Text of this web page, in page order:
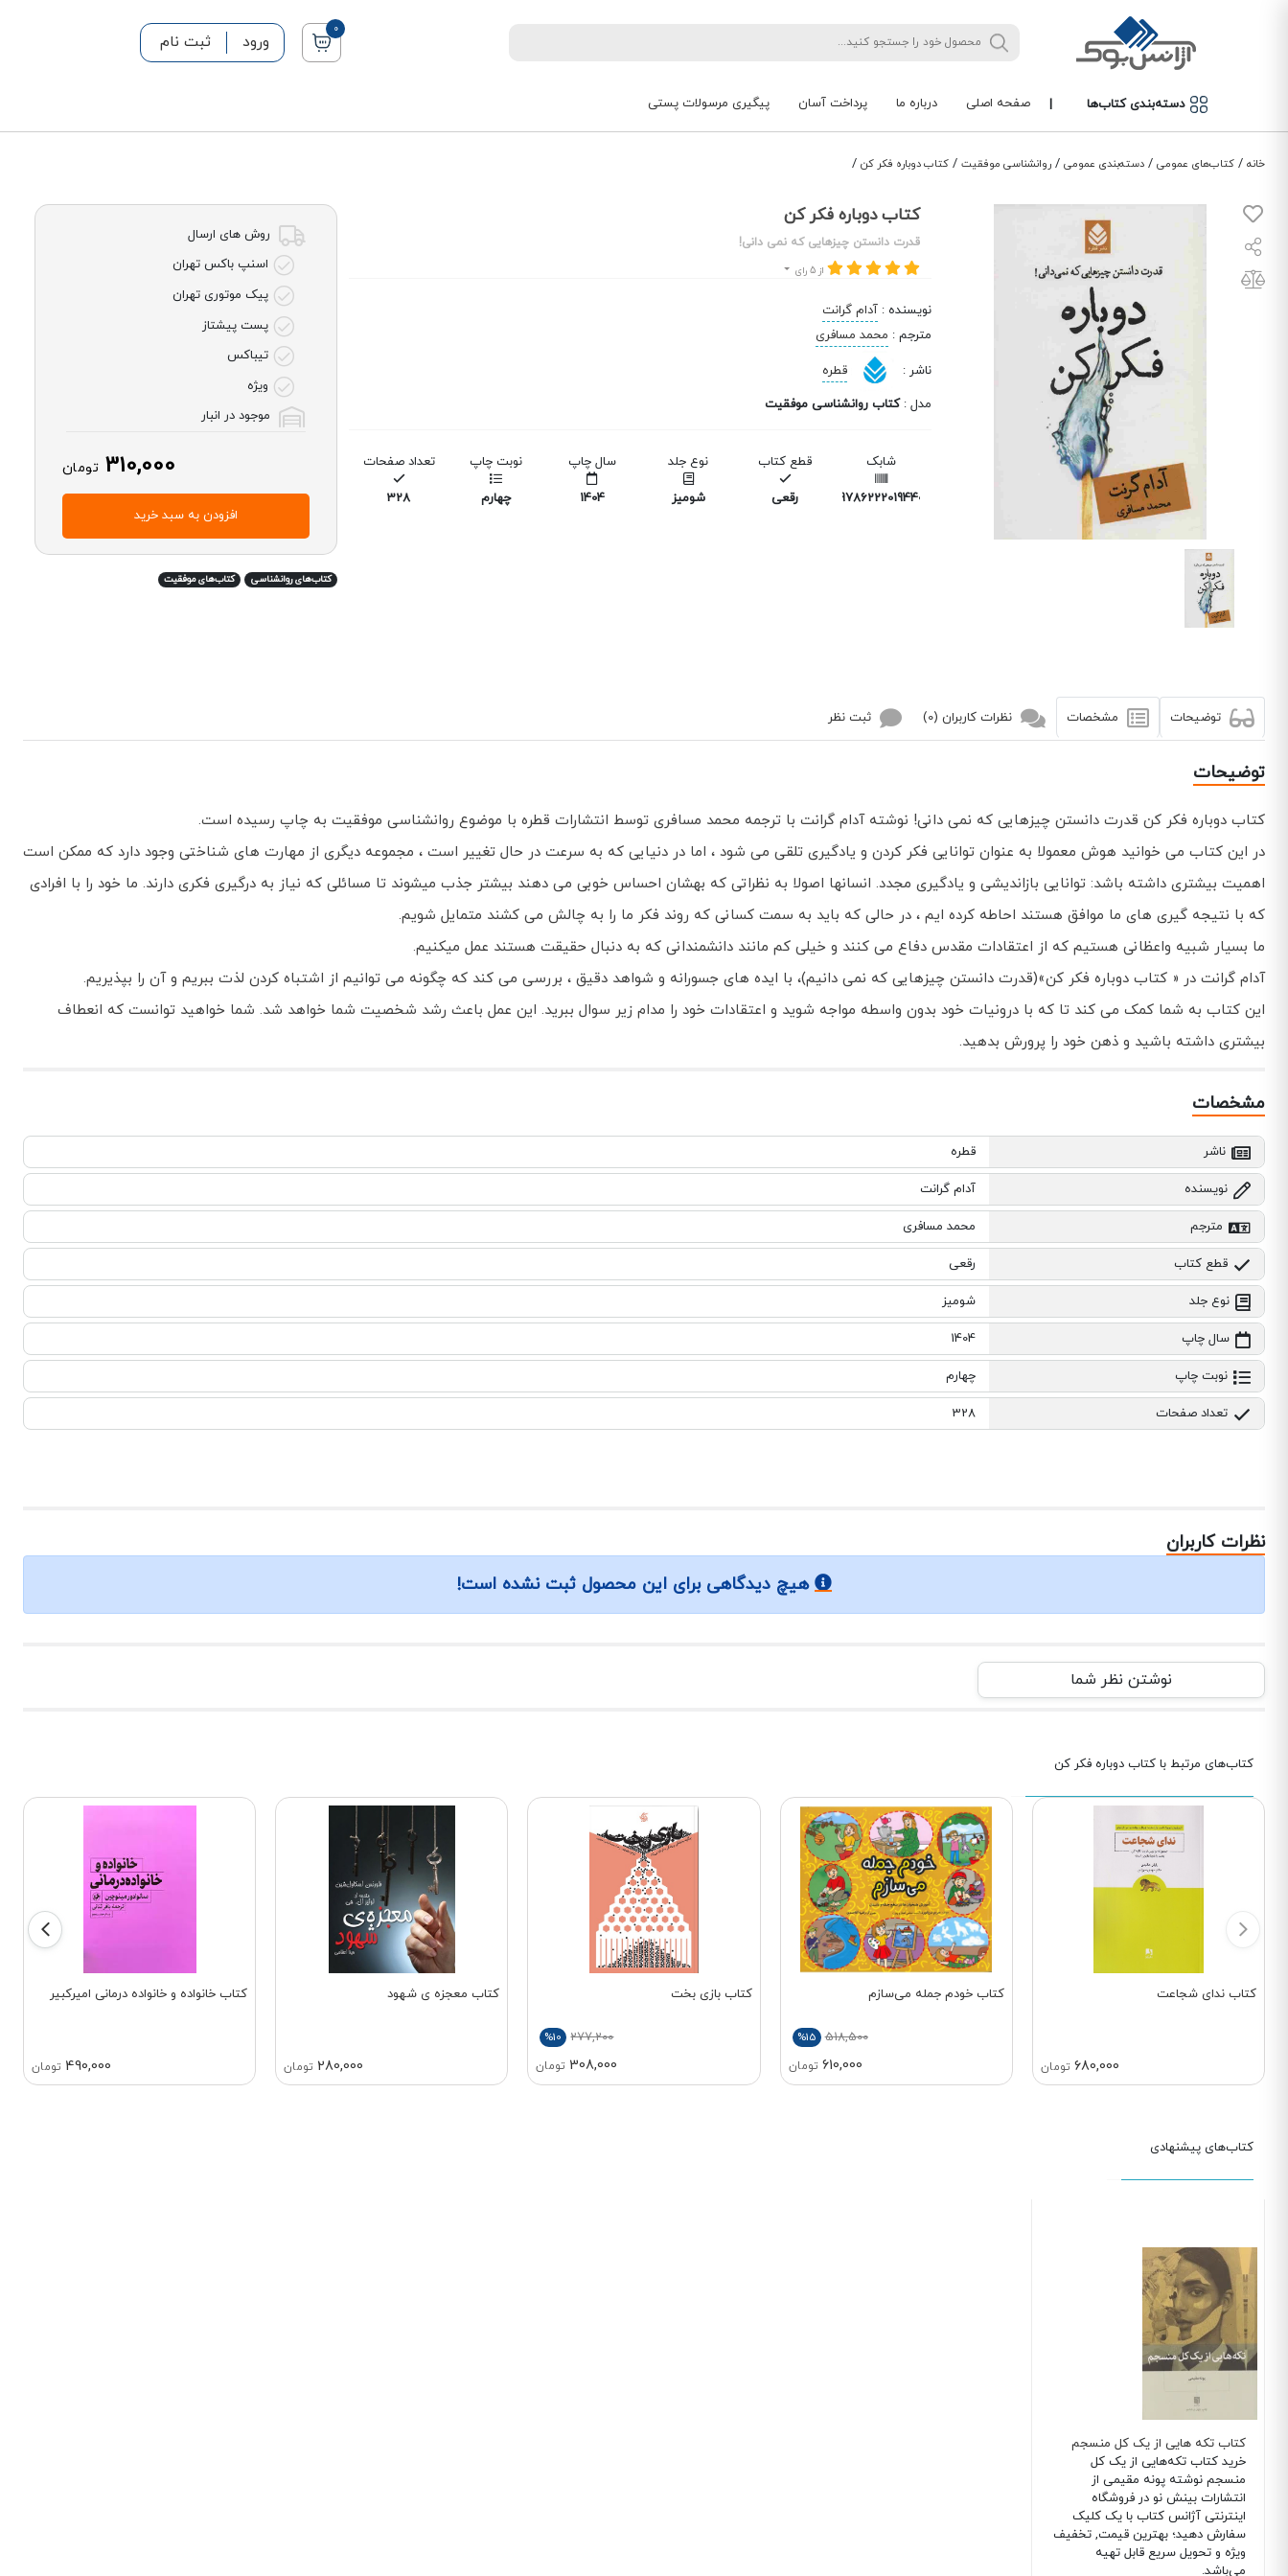
0
ورود ثبت نام
دسته‌بندی کتاب‌ها | صفحه اصلی درباره ما پرداخت آسان پیگیری مرسولات پستی
خانه / کتاب‌های عمومی / دسته‌بندی عمومی / روانشناسی موفقیت / کتاب دوباره فکر کن /
کتاب دوباره فکر کن
قدرت دانستن چیزهایی که نمی دانی!
از 5 رای
نویسنده : آدام گرانت
مترجم : محمد مسافری
ناشر :
قطره
مدل :کتاب روانشناسی موفقیت
شابک
9786222019440
قطع کتاب
رقعی
نوع جلد
شومیز
سال چاپ
1404
نوبت چاپ
چهارم
تعداد صفحات
328
روش های ارسال
اسنپ باکس تهران
پیک موتوری تهران
پست پیشتاز
تیباکس
ویژه
موجود در انبار
310,000 تومان
افزودن به سبد خرید
کتاب‌های روانشناسی کتاب‌های موفقیت
توضیحات مشخصات نظرات کاربران (0) ثبت نظر
توضیحات
کتاب دوباره فکر کن قدرت دانستن چیزهایی که نمی دانی! نوشته آدام گرانت با ترجمه محمد مسافری توسط انتشارات قطره با موضوع روانشناسی موفقیت به چاپ رسیده است.
در این کتاب می خوانید هوش معمولا به عنوان توانایی فکر کردن و یادگیری تلقی می شود ، اما در دنیایی که به سرعت در حال تغییر است ، مجموعه دیگری از مهارت های شناختی وجود دارد که ممکن است
اهمیت بیشتری داشته باشد: توانایی بازاندیشی و یادگیری مجدد. انسانها اصولا به نظراتی که بهشان احساس خوبی می دهند بیشتر جذب میشوند تا مسائلی که نیاز به درگیری فکری دارند. ما خود را با افرادی
که با نتیجه گیری های ما موافق هستند احاطه کرده ایم ، در حالی که باید به سمت کسانی که روند فکر ما را به چالش می کشند متمایل شویم.
ما بسیار شبیه واعظانی هستیم که از اعتقادات مقدس دفاع می کنند و خیلی کم مانند دانشمندانی که به دنبال حقیقت هستند عمل میکنیم.
آدام گرانت در « کتاب دوباره فکر کن»(قدرت دانستن چیزهایی که نمی دانیم)، با ایده های جسورانه و شواهد دقیق ، بررسی می کند که چگونه می توانیم از اشتباه کردن لذت ببریم و آن را بپذیریم.
این کتاب به شما کمک می کند تا که با درونیات خود بدون واسطه مواجه شوید و اعتقادات خود را مدام زیر سوال ببرید. این عمل باعث رشد شخصیت شما خواهد شد. شما خواهید توانست که انعطاف
بیشتری داشته باشید و ذهن خود را پرورش بدهید.
مشخصات
ناشر قطره
نویسنده آدام گرانت
مترجم محمد مسافری
قطع کتاب رقعی
نوع جلد شومیز
سال چاپ 1404
نوبت چاپ چهارم
تعداد صفحات 328
نظرات کاربران
هیچ دیدگاهی برای این محصول ثبت نشده است!
نوشتن نظر شما
کتاب‌های مرتبط با کتاب دوباره فکر کن
کتاب ندای شجاعت
680,000 تومان
کتاب خودم جمله می‌سازم
518,500
%15
610,000 تومان
کتاب بازی بخت
277,200
%10
308,000 تومان
کتاب معجزه ی شهود
280,000 تومان
کتاب خانواده و خانواده درمانی امیرکبیر
490,000 تومان
کتاب‌های پیشنهادی
کتاب تکه‌ هایی از یک کل منسجم
خرید کتاب تکه‌هایی از یک کل
منسجم نوشته پونه مقیمی از
انتشارات بینش نو در فروشگاه
اینترنتی آژانس کتاب با یک کلیک
سفارش دهید؛ بهترین قیمت, تخفیف
ویژه و تحویل سریع قابل تهیه
می‌باشد.